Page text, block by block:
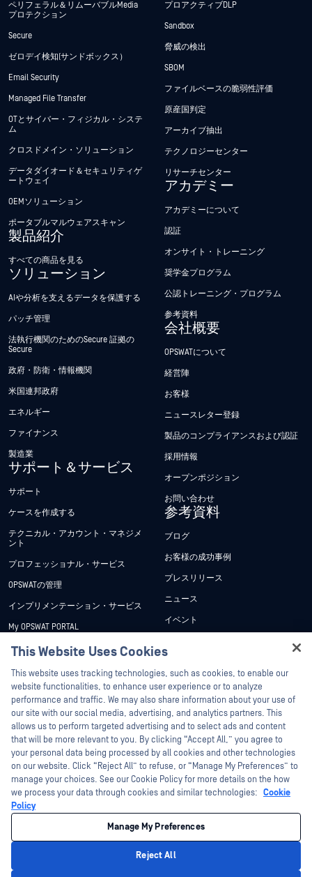
ペリフェラル＆リムーバブルMedia
プロテクション
Secure
ゼロデイ検知(サンドボックス）
Email Security
Managed File Transfer
OTとサイバー・フィジカル・システ
ム
クロスドメイン・ソリューション
データダイオード＆セキュリティゲ
ートウェイ
OEMソリューション
ポータブルマルウェアスキャン
製品紹介
すべての商品を見る
ソリューション
AIや分析を支えるデータを保護する
パッチ管理
法執行機関のためのSecure 証拠の
Secure
政府・防衛・情報機関
米国連邦政府
エネルギー
ファイナンス
製造業
サポート＆サービス
サポート
ケースを作成する
テクニカル・アカウント・マネジメ
ント
プロフェッショナル・サービス
OPSWATの管理
インプリメンテーション・サービス
My OPSWAT PORTAL
技術文書
トレーニング
脆弱性対策プログラム
パートナー
認証
テクノロジー・パートナー
OPSWAT チャネル パートナー
プロアクティブDLP
Sandbox
脅威の検出
SBOM
ファイルベースの脆弱性評価
原産国判定
アーカイブ抽出
テクノロジーセンター
リサーチセンター
アカデミー
アカデミーについて
認証
オンサイト・トレーニング
奨学金プログラム
公認トレーニング・プログラム
参考資料
会社概要
OPSWATについて
経営陣
お客様
ニュースレター登録
製品のコンプライアンスおよび認証
採用情報
オープンポジション
お問い合わせ
参考資料
ブログ
お客様の成功事例
プレスリリース
ニュース
イベント
ホワイトペーパー
無料ツール
©2026OPSWAT . All rights reserved.OPSWAT、MetaDefender、Metascan、
MetaAccess、OPSWAT 、Trust no File. Trust No Device.、OPSWAT 、Protecting the
World's Critical Infrastructure、Deep CDR™ Technology、InQuest、InQuestロゴ、
DFI、RetroHunt、Deep File Inspection、およびJoin the Huntは、OPSWAT の商標
です。第三者の商標は、それぞれの所有者の財産です。
プライバシーポリシー クッキー設定
This Website Uses Cookies
This website uses tracking technologies, such as cookies, to enable our
website functionalities, to enhance user experience or to analyze
performance and traffic. We may also share information about your use of
our site with our social media, advertising, and analytics partners. This
allows us to perform targeted advertising and to select ads and content
that will be more relevant to you. By clicking “Accept All,” you agree to
your personal data being processed by all cookies and other technologies
on our website. Click “Reject All” to refuse, or “Manage My Preferences” to
manage your choices. See our Cookie Policy for more details on the how
we process your data through cookies and similar technologies: Cookie
Policy
Manage My Preferences
Reject All
Hey there!
I'm Ozzy, your OPSWAT virtual assistant.
How can I help you secure what's critical
today?